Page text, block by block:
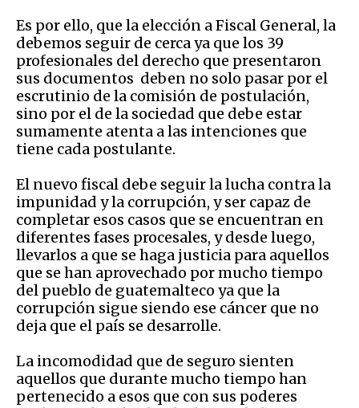
Es por ello, que la elección a Fiscal General, la
debemos seguir de cerca ya que los 39
profesionales del derecho que presentaron
sus documentos deben no solo pasar por el
escrutinio de la comisión de postulación,
sino por el de la sociedad que debe estar
sumamente atenta a las intenciones que
tiene cada postulante.
El nuevo fiscal debe seguir la lucha contra la
impunidad y la corrupción, y ser capaz de
completar esos casos que se encuentran en
diferentes fases procesales, y desde luego,
llevarlos a que se haga justicia para aquellos
que se han aprovechado por mucho tiempo
del pueblo de guatemalteco ya que la
corrupción sigue siendo ese cáncer que no
deja que el país se desarrolle.
La incomodidad que de seguro sienten
aquellos que durante mucho tiempo han
pertenecido a esos que con sus poderes